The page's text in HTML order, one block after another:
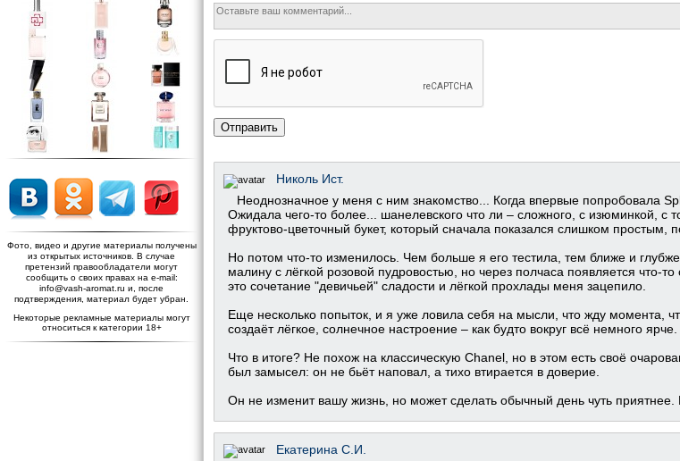
Фото, видео и другие материалы получены
из открытых источников. В случае
претензий правообладатели могут
сообщить о своих правах на e-mail:
info@vash-aromat.ru и, после
подтверждения, материал будет убран.
Некоторые рекламные материалы могут
относиться к категории 18+
Отправить
Николь Ист.
Неоднозначное у меня с ним знакомство... Когда впервые попробовала
Ожидала чего-то более... шанелевского что ли – сложного, с изюминкой, с
фруктово-цветочный букет, который сначала показался слишком простым,
Но потом что-то изменилось. Чем больше я его тестила, тем ближе и
малину с лёгкой розовой пудровостью, но через полчаса появляется что-
это сочетание "девичьей" сладости и лёгкой прохлады меня зацепило.
Еще несколько попыток, и я уже ловила себя на мысли, что жду момента,
создаёт лёгкое, солнечное настроение – как будто вокруг всё немного ярче.
Что в итоге? Не похож на классическую Chanel, но в этом есть своё
был замысел: он не бьёт наповал, а тихо втирается в доверие.
Он не изменит вашу жизнь, но может сделать обычный день чуть
Екатерина С.И.